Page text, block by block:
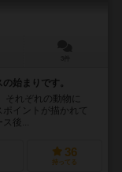
始まりです。
れぞれの動物に
イントが描かれて
後...
36
持ってる